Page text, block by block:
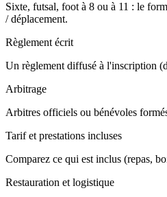
Sixte, futsal, foot à 8 ou à 11 : le
/ déplacement.
Règlement écrit
Un règlement diffusé à l'inscription
Arbitrage
Arbitres officiels ou bénévoles
Tarif et prestations incluses
Comparez ce qui est inclus (repas,
Restauration et logistique